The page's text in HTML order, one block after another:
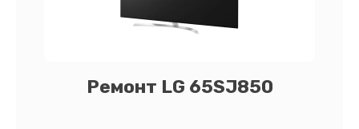
Ремонт LG 65SJ850